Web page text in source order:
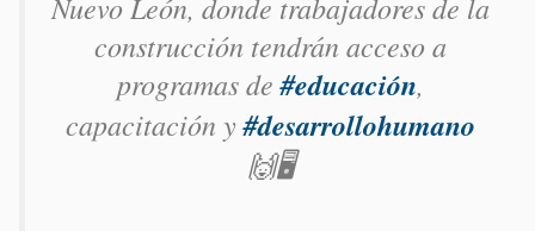
construcción tendrán acceso a
programas de#educación,
capacitación y#desarrollohumano
🙌🖥️